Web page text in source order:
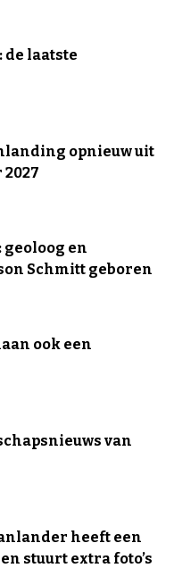
de laatste
opnieuw uit
geoloog en
Schmitt geboren
ook een
van
heeft een
stuurt extra foto’s